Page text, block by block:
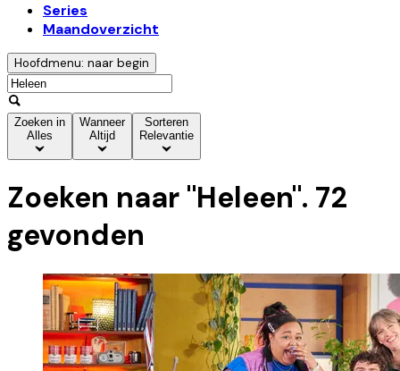
Series
Maandoverzicht
Hoofdmenu: naar begin
Zoeken in
Alles
Wanneer
Altijd
Sorteren
Relevantie
Zoeken naar "Heleen". 72
gevonden